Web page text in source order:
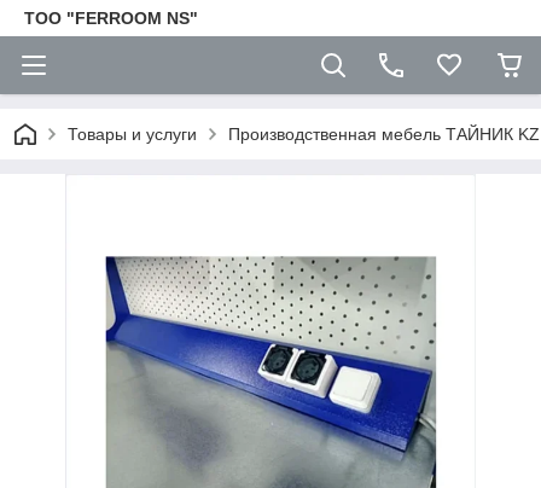
TOO "FERROOM NS"
Товары и услуги Производственная мебель ТАЙНИК KZ